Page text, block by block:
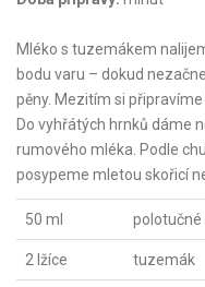
Mléko s tuzemákem
bodu varu – dokud
pěny. Mezitím si
Do vyhřátých hrnků dáme
rumového mléka. Podle
posypeme mletou skořicí
50 ml polotučné
2 lžíce tuzemák